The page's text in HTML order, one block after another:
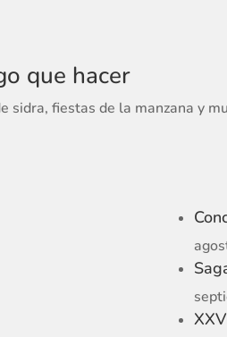
que hacer
sidra, fiestas de la manzana y